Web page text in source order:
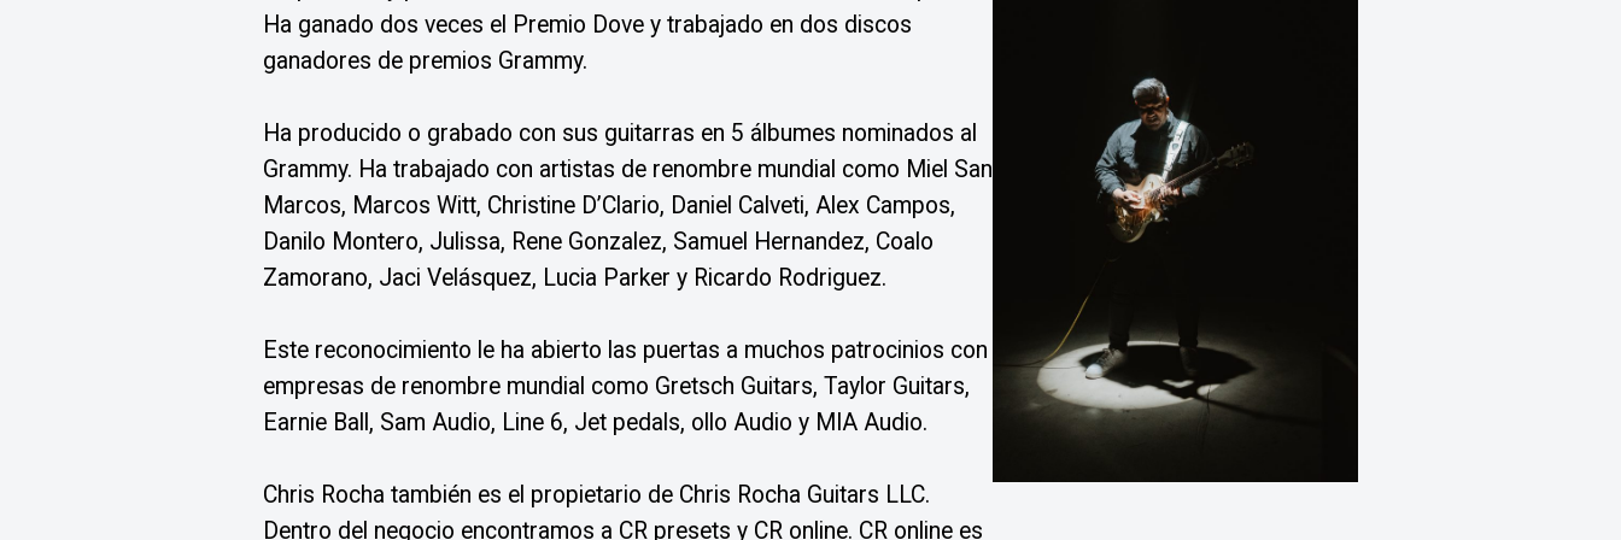
Ha ganado dos veces el Premio Dove y trabajado en dos discos
ganadores de premios Grammy.
Ha producido o grabado con sus guitarras en 5 álbumes nominados al
Grammy. Ha trabajado con artistas de renombre mundial como Miel San
Marcos, Marcos Witt, Christine D’Clario, Daniel Calveti, Alex Campos,
Danilo Montero, Julissa, Rene Gonzalez, Samuel Hernandez, Coalo
Zamorano, Jaci Velásquez, Lucia Parker y Ricardo Rodriguez.
Este reconocimiento le ha abierto las puertas a muchos patrocinios con
empresas de renombre mundial como Gretsch Guitars, Taylor Guitars,
Earnie Ball, Sam Audio, Line 6, Jet pedals, ollo Audio y MIA Audio.
Chris Rocha también es el propietario de Chris Rocha Guitars LLC.
Dentro del negocio encontramos a CR presets y CR online. CR online es